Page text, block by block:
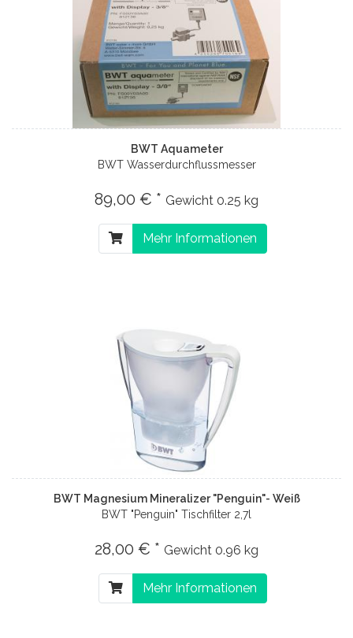
BWT Aquameter
BWT Wasserdurchflussmesser
89,00 € * Gewicht 0.25 kg
Mehr Informationen
BWT Magnesium Mineralizer "Penguin"- Weiß
BWT "Penguin" Tischfilter 2,7l
28,00 € * Gewicht 0.96 kg
Mehr Informationen